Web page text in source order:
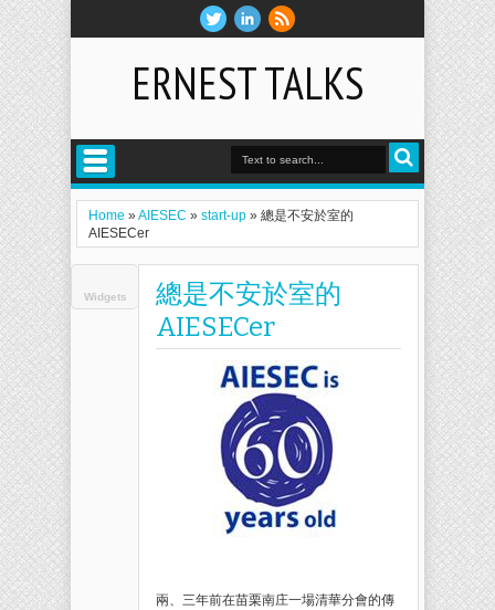
ERNEST TALKS
Home »AIESEC » start-up » 總是不安於室的
AIESECer
Widgets
總是不安於室的
AIESECer
兩、三年前在苗栗南庄一場清華分會的傳